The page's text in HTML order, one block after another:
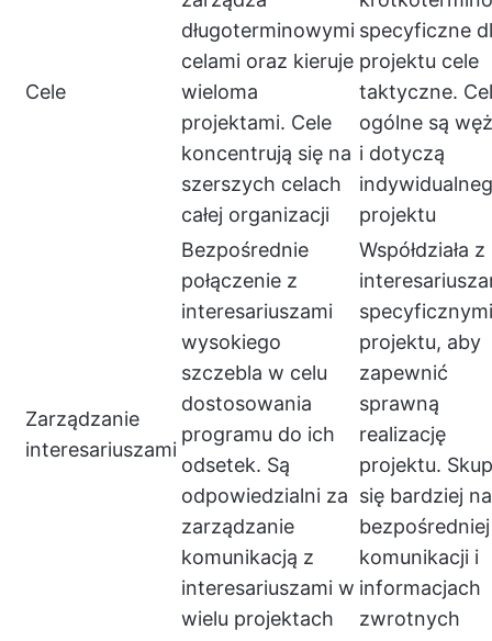
Cele
długoterminowymi
celami oraz kieruje
wieloma
projektami. Cele
koncentrują się na
szerszych celach
całej organizacji
specyficzne
projektu cele
taktyczne.
ogólne są
i dotyczą
projektu
Zarządzanie
interesariuszami
Bezpośrednie
połączenie z
interesariuszami
wysokiego
szczebla w celu
dostosowania
programu do ich
odsetek. Są
odpowiedzialni za
zarządzanie
komunikacją z
interesariuszami w
wielu projektach
Współdziała z
projektu, aby
zapewnić
sprawną
realizację
projektu.
się bardziej na
bezpośredniej
komunikacji i
informacjach
zwrotnych